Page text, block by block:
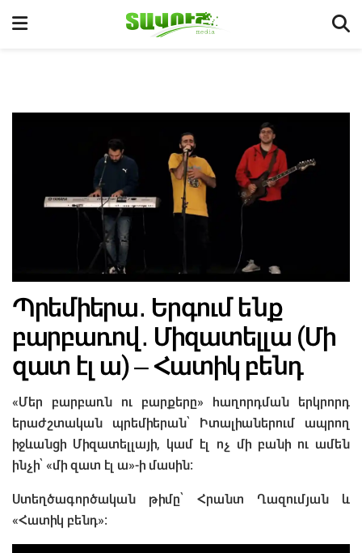
Պրեմիերա․ Երգում ենք
բարբառով․ Միզատելլա (Մի
զատ էլ ա) – Հատիկ բենդ
«Մեր բարբառն ու բարքերը» հաղորդման երկրորդ
երաժշտական պրեմիերան՝ Իտալիաներում ապրող
իջևանցի Միզատելլայի, կամ էլ ոչ մի բանի ու ամեն
ինչի՝ «մի զատ էլ ա»-ի մասին։
Ստեղծագործական թիմը՝ Հրանտ Ղազումյան և
«Հատիկ բենդ»։